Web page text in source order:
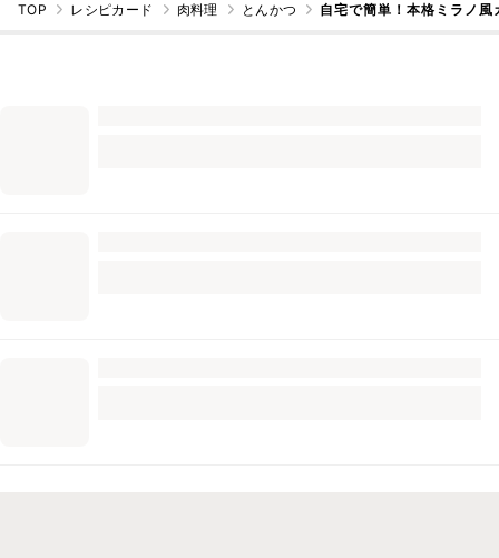
TOP レシピカード 肉料理 とんかつ 自宅で簡単！本格ミラノ風